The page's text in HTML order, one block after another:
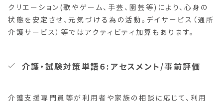
クリエーション(歌やゲーム、手芸、園芸等)により、心身の
状態を安定させ、元気づける為の活動。デイサービス（通所
介護サービス）等ではアクティビティ加算もあります。
介護・試験対策単語６:アセスメント/事前評価
介護支援専門員等が利用者や家族の相談に応じて、利用